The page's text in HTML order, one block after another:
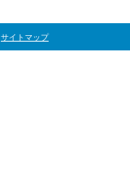
サイトマップ